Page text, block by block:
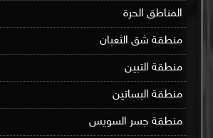
المناطق الحرة
منطقة شق الثعبان
منطقة التبين
منطقة البساتين
منطقة جسر السويس